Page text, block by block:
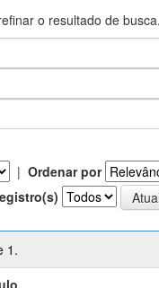
o resultado de busca.
| Ordenar por
1.